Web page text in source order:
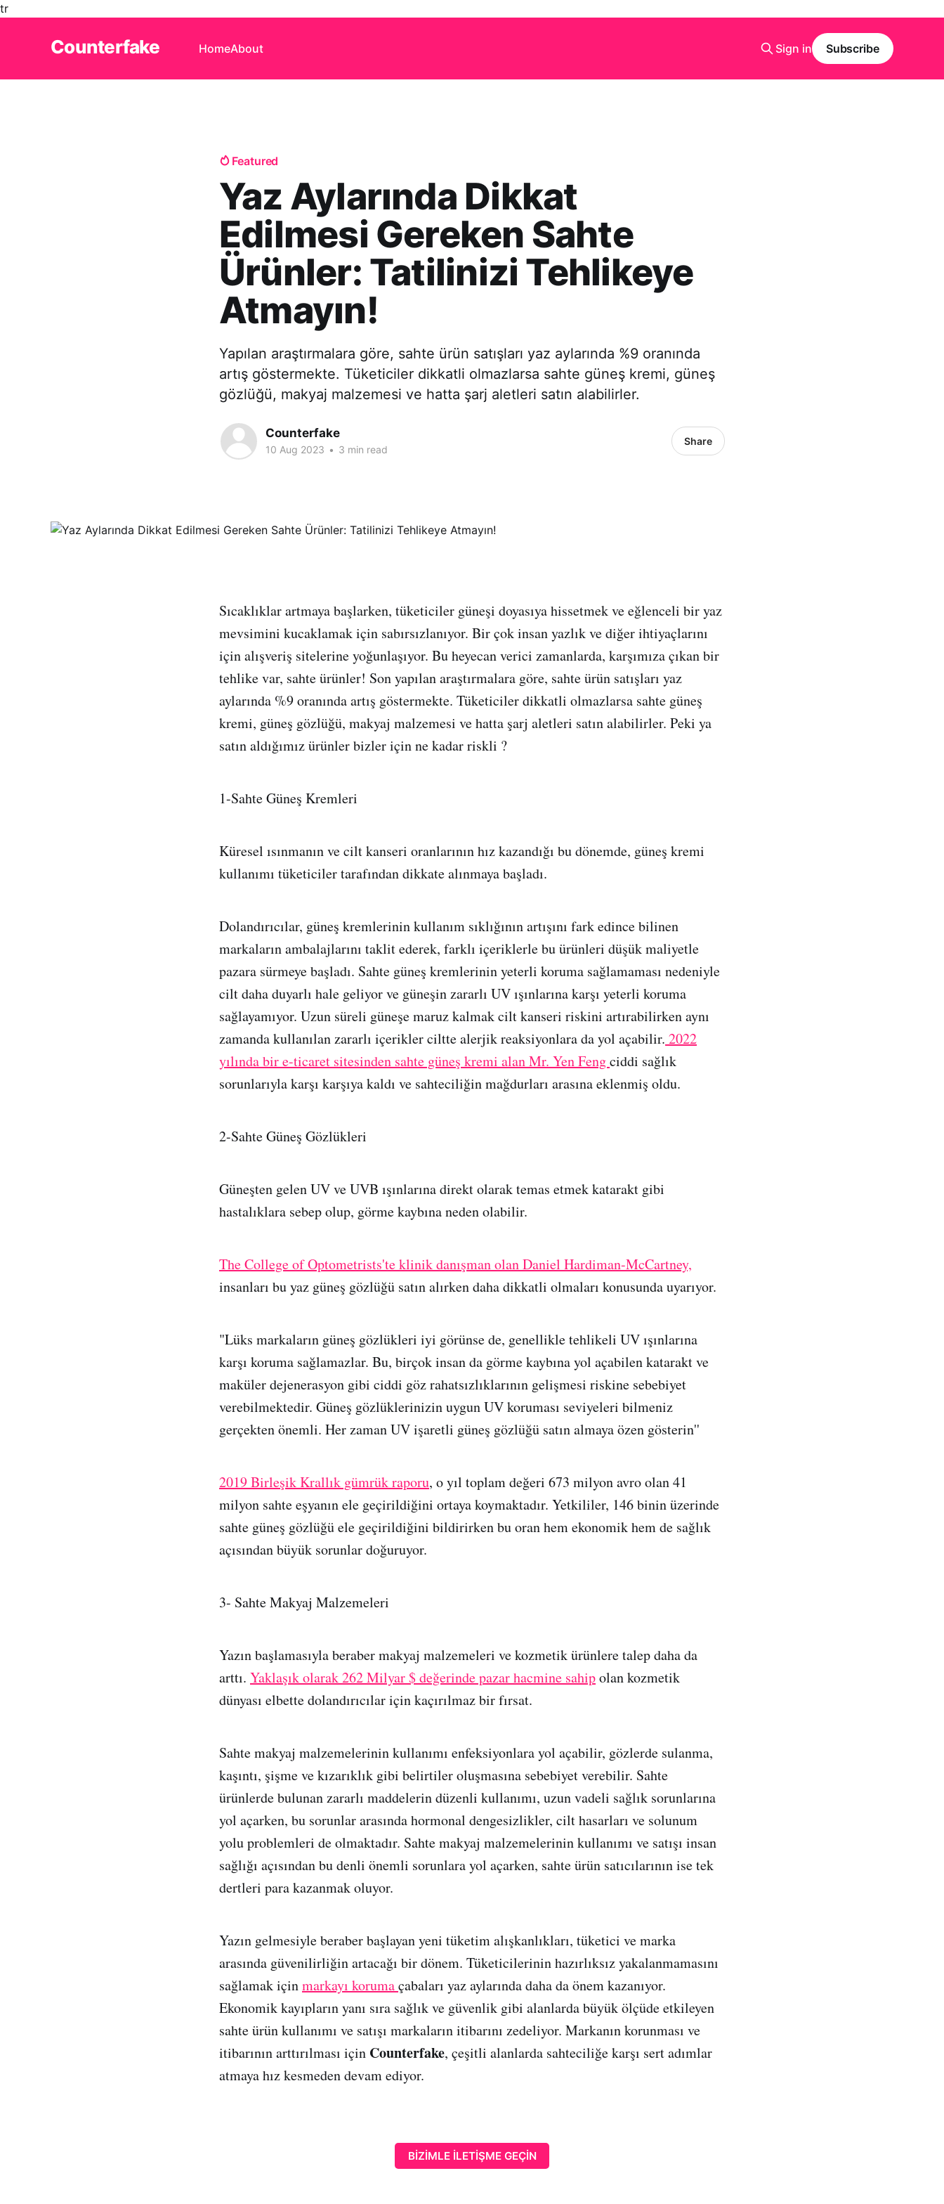
tr
Counterfake HomeAbout Sign in Subscribe
Featured
Yaz Aylarında Dikkat
Edilmesi Gereken Sahte
Ürünler: Tatilinizi Tehlikeye
Atmayın!
Yapılan araştırmalara göre, sahte ürün satışları yaz aylarında %9 oranında
artış göstermekte. Tüketiciler dikkatli olmazlarsa sahte güneş kremi, güneş
gözlüğü, makyaj malzemesi ve hatta şarj aletleri satın alabilirler.
Counterfake
10 Aug 2023 • 3 min read
Share
Sıcaklıklar artmaya başlarken, tüketiciler güneşi doyasıya hissetmek ve eğlenceli bir yaz
mevsimini kucaklamak için sabırsızlanıyor. Bir çok insan yazlık ve diğer ihtiyaçlarını
için alışveriş sitelerine yoğunlaşıyor. Bu heyecan verici zamanlarda, karşımıza çıkan bir
tehlike var, sahte ürünler! Son yapılan araştırmalara göre, sahte ürün satışları yaz
aylarında %9 oranında artış göstermekte. Tüketiciler dikkatli olmazlarsa sahte güneş
kremi, güneş gözlüğü, makyaj malzemesi ve hatta şarj aletleri satın alabilirler. Peki ya
satın aldığımız ürünler bizler için ne kadar riskli ?
1-Sahte Güneş Kremleri
Küresel ısınmanın ve cilt kanseri oranlarının hız kazandığı bu dönemde, güneş kremi
kullanımı tüketiciler tarafından dikkate alınmaya başladı.
Dolandırıcılar, güneş kremlerinin kullanım sıklığının artışını fark edince bilinen
markaların ambalajlarını taklit ederek, farklı içeriklerle bu ürünleri düşük maliyetle
pazara sürmeye başladı. Sahte güneş kremlerinin yeterli koruma sağlamaması nedeniyle
cilt daha duyarlı hale geliyor ve güneşin zararlı UV ışınlarına karşı yeterli koruma
sağlayamıyor. Uzun süreli güneşe maruz kalmak cilt kanseri riskini artırabilirken aynı
zamanda kullanılan zararlı içerikler ciltte alerjik reaksiyonlara da yol açabilir. 2022
yılında bir e-ticaret sitesinden sahte güneş kremi alan Mr. Yen Fengciddi sağlık
sorunlarıyla karşı karşıya kaldı ve sahteciliğin mağdurları arasına eklenmiş oldu.
2-Sahte Güneş Gözlükleri
Güneşten gelen UV ve UVB ışınlarına direkt olarak temas etmek katarakt gibi
hastalıklara sebep olup, görme kaybına neden olabilir.
The College of Optometrists'te klinik danışman olan Daniel Hardiman-McCartney,
insanları bu yaz güneş gözlüğü satın alırken daha dikkatli olmaları konusunda uyarıyor.
"Lüks markaların güneş gözlükleri iyi görünse de, genellikle tehlikeli UV ışınlarına
karşı koruma sağlamazlar. Bu, birçok insan da görme kaybına yol açabilen katarakt ve
maküler dejenerasyon gibi ciddi göz rahatsızlıklarının gelişmesi riskine sebebiyet
verebilmektedir. Güneş gözlüklerinizin uygun UV koruması seviyeleri bilmeniz
gerçekten önemli. Her zaman UV işaretli güneş gözlüğü satın almaya özen gösterin''
2019 Birleşik Krallık gümrük raporu, o yıl toplam değeri 673 milyon avro olan 41
milyon sahte eşyanın ele geçirildiğini ortaya koymaktadır. Yetkililer, 146 binin üzerinde
sahte güneş gözlüğü ele geçirildiğini bildirirken bu oran hem ekonomik hem de sağlık
açısından büyük sorunlar doğuruyor.
3- Sahte Makyaj Malzemeleri
Yazın başlamasıyla beraber makyaj malzemeleri ve kozmetik ürünlere talep daha da
arttı. Yaklaşık olarak 262 Milyar $ değerinde pazar hacmine sahipolan kozmetik
dünyası elbette dolandırıcılar için kaçırılmaz bir fırsat.
Sahte makyaj malzemelerinin kullanımı enfeksiyonlara yol açabilir, gözlerde sulanma,
kaşıntı, şişme ve kızarıklık gibi belirtiler oluşmasına sebebiyet verebilir. Sahte
ürünlerde bulunan zararlı maddelerin düzenli kullanımı, uzun vadeli sağlık sorunlarına
yol açarken, bu sorunlar arasında hormonal dengesizlikler, cilt hasarları ve solunum
yolu problemleri de olmaktadır. Sahte makyaj malzemelerinin kullanımı ve satışı insan
sağlığı açısından bu denli önemli sorunlara yol açarken, sahte ürün satıcılarının ise tek
dertleri para kazanmak oluyor.
Yazın gelmesiyle beraber başlayan yeni tüketim alışkanlıkları, tüketici ve marka
arasında güvenilirliğin artacağı bir dönem. Tüketicilerinin hazırlıksız yakalanmamasını
sağlamak içinmarkayı korumaçabaları yaz aylarında daha da önem kazanıyor.
Ekonomik kayıpların yanı sıra sağlık ve güvenlik gibi alanlarda büyük ölçüde etkileyen
sahte ürün kullanımı ve satışı markaların itibarını zedeliyor. Markanın korunması ve
itibarının arttırılması için Counterfake, çeşitli alanlarda sahteciliğe karşı sert adımlar
atmaya hız kesmeden devam ediyor.
BİZİMLE İLETİŞME GEÇİN